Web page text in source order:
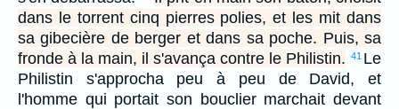
dans le torrent cinq pierres polies, et les mit dans
sa gibecière de berger et dans sa poche. Puis, sa
fronde à la main, il s'avança contre le Philistin. 41 Le
Philistin s'approcha peu à peu de David, et
l'homme qui portait son bouclier marchait devant